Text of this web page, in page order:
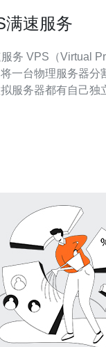
满速服务
）是一
一台物理服务器分
服务器都有自己独
选择新加坡VPS，